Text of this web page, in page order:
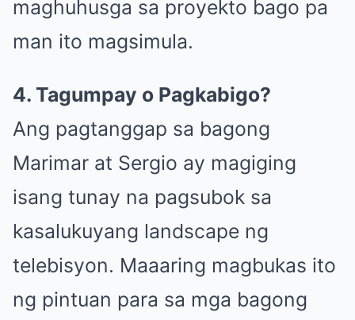
maghuhusga sa proyekto bago pa
man ito magsimula.
4. Tagumpay o Pagkabigo?
Ang pagtanggap sa bagong
Marimar at Sergio ay magiging
isang tunay na pagsubok sa
kasalukuyang landscape ng
telebisyon. Maaaring magbukas ito
ng pintuan para sa mga bagong